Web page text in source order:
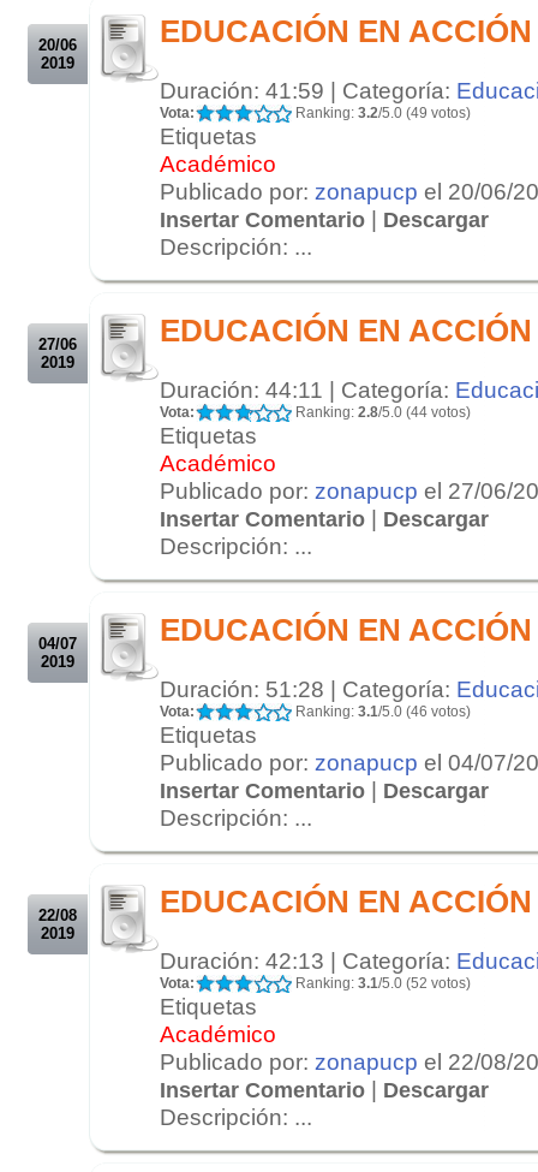
20/06
2019
EDUCACIÓN EN ACCIÓN
Duración: 41:59 | Categoría:
Vota: Ranking: 3.2/5.0 (49 votos)
Etiquetas
Académico
Publicado por: zonapucp el 20/06/
Insertar Comentario | Descargar
Descripción: ...
27/06
2019
EDUCACIÓN EN ACCIÓN
Duración: 44:11 | Categoría:
Vota: Ranking: 2.8/5.0 (44 votos)
Etiquetas
Académico
Publicado por: zonapucp el 27/06/
Insertar Comentario | Descargar
Descripción: ...
04/07
2019
EDUCACIÓN EN ACCIÓN
Duración: 51:28 | Categoría:
Vota: Ranking: 3.1/5.0 (46 votos)
Etiquetas
Publicado por: zonapucp el 04/07/
Insertar Comentario | Descargar
Descripción: ...
22/08
2019
EDUCACIÓN EN ACCIÓN
Duración: 42:13 | Categoría:
Vota: Ranking: 3.1/5.0 (52 votos)
Etiquetas
Académico
Publicado por: zonapucp el 22/08/
Insertar Comentario | Descargar
Descripción: ...